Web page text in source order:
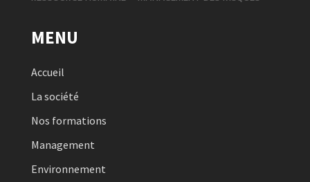
MENU
Accueil
La société
Nos formations
Management
Environnement